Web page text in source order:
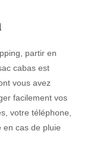
partir en
cabas est
vous avez
facilement vos
votre téléphone,
en cas de pluie